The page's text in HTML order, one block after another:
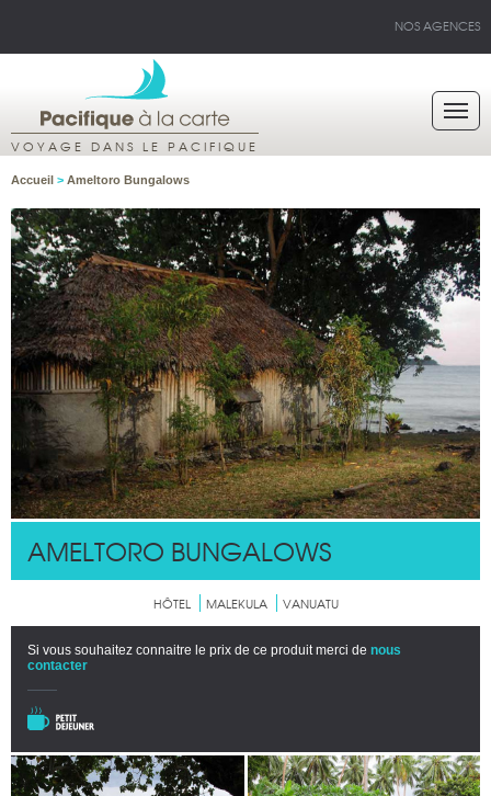
NOS AGENCES
VOYAGE DANS LE PACIFIQUE
Accueil > Ameltoro Bungalows
AMELTORO BUNGALOWS
HÔTEL MALEKULA VANUATU
Si vous souhaitez connaitre le prix de ce produit merci de nous
contacter